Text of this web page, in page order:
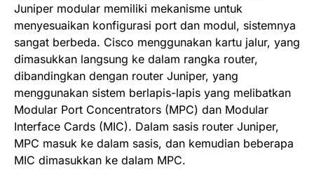
Juniper modular memiliki mekanisme untuk
menyesuaikan konfigurasi port dan modul, sistemnya
sangat berbeda. Cisco menggunakan kartu jalur, yang
dimasukkan langsung ke dalam rangka router,
dibandingkan dengan router Juniper, yang
menggunakan sistem berlapis-lapis yang melibatkan
Modular Port Concentrators (MPC) dan Modular
Interface Cards (MIC). Dalam sasis router Juniper,
MPC masuk ke dalam sasis, dan kemudian beberapa
MIC dimasukkan ke dalam MPC.